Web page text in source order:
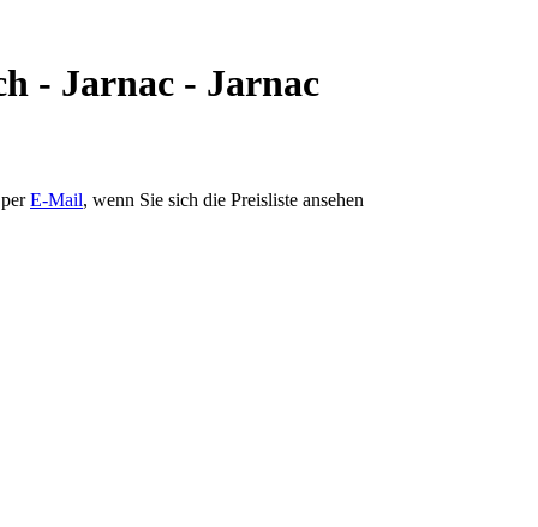
- Jarnac - Jarnac
E-Mail, wenn Sie sich die Preisliste ansehen